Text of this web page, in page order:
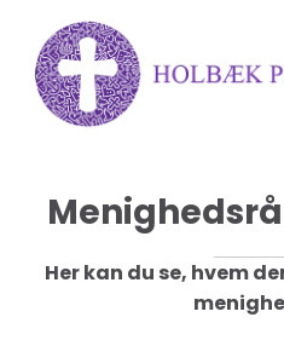
Her kan du se, hvem